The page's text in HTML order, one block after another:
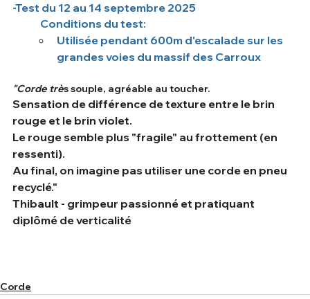
-Test du 12 au 14 septembre 2025
	Conditions du test:
Utilisée pendant 600m d'escalade sur les
grandes voies du massif des Carroux
"Corde très souple, agréable au toucher.
Sensation de différence de texture entre le brin
rouge et le brin violet.
Le rouge semble plus "fragile" au frottement (en
ressenti).
Au final, on imagine pas utiliser une corde en pneu
recyclé."
Thibault - grimpeur passionné et pratiquant
diplômé de verticalité
Corde